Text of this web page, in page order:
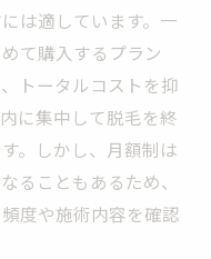
は適しています。一
て購入するプラン
トータルコストを抑
に集中して脱毛を終
。しかし、月額制は
ることもあるため、
度や施術内容を確認